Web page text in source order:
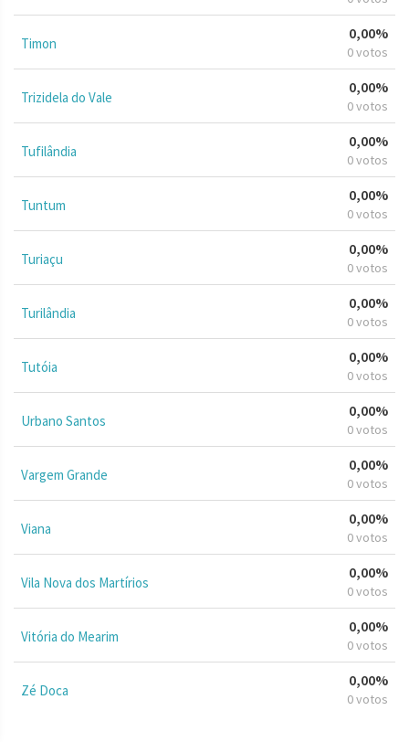
Timon
0,00%
0 votos
Trizidela do Vale
0,00%
0 votos
Tufilândia
0,00%
0 votos
Tuntum
0,00%
0 votos
Turiaçu
0,00%
0 votos
Turilândia
0,00%
0 votos
Tutóia
0,00%
0 votos
Urbano Santos
0,00%
0 votos
Vargem Grande
0,00%
0 votos
Viana
0,00%
0 votos
Vila Nova dos Martírios
0,00%
0 votos
Vitória do Mearim
0,00%
0 votos
Zé Doca
0,00%
0 votos